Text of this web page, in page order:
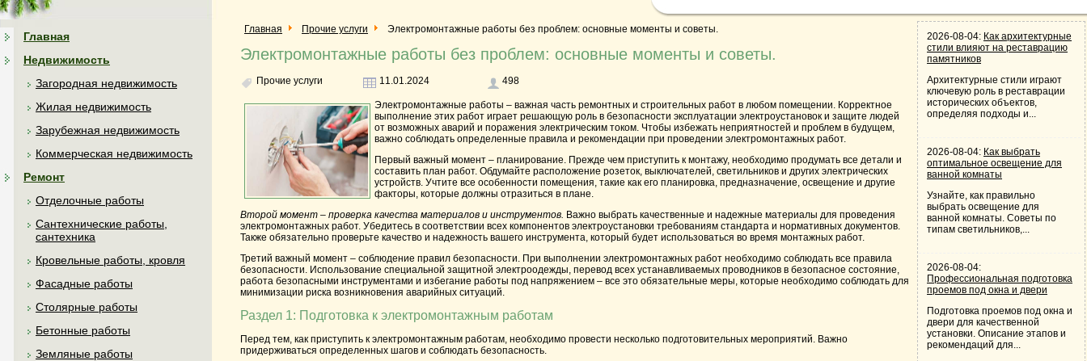
Главная
Недвижимость
Загородная недвижимость
Жилая недвижимость
Зарубежная недвижимость
Коммерческая недвижимость
Ремонт
Отделочные работы
Сантехнические работы,
сантехника
Кровельные работы, кровля
Фасадные работы
Столярные работы
Бетонные работы
Земляные работы
Главная Прочие услуги Электромонтажные работы без проблем: основные моменты и советы.
Электромонтажные работы без проблем: основные моменты и советы.
Прочие услуги 11.01.2024 498
Электромонтажные работы – важная часть ремонтных и строительных работ в любом помещении. Корректное
выполнение этих работ играет решающую роль в безопасности эксплуатации электроустановок и защите людей
от возможных аварий и поражения электрическим током. Чтобы избежать неприятностей и проблем в будущем,
важно соблюдать определенные правила и рекомендации при проведении электромонтажных работ.
Первый важный момент – планирование. Прежде чем приступить к монтажу, необходимо продумать все детали и
составить план работ. Обдумайте расположение розеток, выключателей, светильников и других электрических
устройств. Учтите все особенности помещения, такие как его планировка, предназначение, освещение и другие
факторы, которые должны отразиться в плане.
Второй момент – проверка качества материалов и инструментов. Важно выбрать качественные и надежные материалы для проведения
электромонтажных работ. Убедитесь в соответствии всех компонентов электроустановки требованиям стандарта и нормативных документов.
Также обязательно проверьте качество и надежность вашего инструмента, который будет использоваться во время монтажных работ.
Третий важный момент – соблюдение правил безопасности. При выполнении электромонтажных работ необходимо соблюдать все правила
безопасности. Использование специальной защитной электроодежды, перевод всех устанавливаемых проводников в безопасное состояние,
работа безопасными инструментами и избегание работы под напряжением – все это обязательные меры, которые необходимо соблюдать для
минимизации риска возникновения аварийных ситуаций.
Раздел 1: Подготовка к электромонтажным работам
Перед тем, как приступить к электромонтажным работам, необходимо провести несколько подготовительных мероприятий. Важно
придерживаться определенных шагов и соблюдать безопасность.
2026-08-04: Как архитектурные
стили влияют на реставрацию
памятников
Архитектурные стили играют
ключевую роль в реставрации
исторических объектов,
определяя подходы и...
2026-08-04: Как выбрать
оптимальное освещение для
ванной комнаты
Узнайте, как правильно
выбрать освещение для
ванной комнаты. Советы по
типам светильников,...
2026-08-04:
Профессиональная подготовка
проемов под окна и двери
Подготовка проемов под окна и
двери для качественной
установки. Описание этапов и
рекомендаций для...